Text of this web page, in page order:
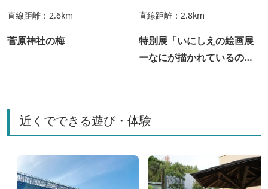
直線距離：2.6km
菅原神社の梅
直線距離：2.8km
特別展「いにしえの絵画展
ーなにが描かれているのか
近くでできる遊び・体験